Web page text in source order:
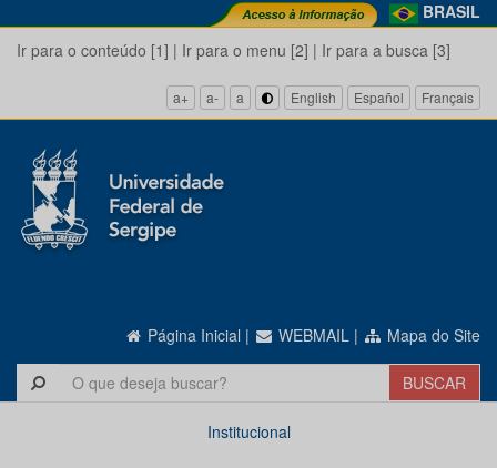
BRASIL
Ir para o conteúdo [1] | Ir para o menu [2] | Ir para a busca [3]
a+ a- a English Español Français
Página Inicial | WEBMAIL | Mapa do Site
Institucional